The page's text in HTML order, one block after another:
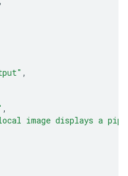
,
,
image displays a